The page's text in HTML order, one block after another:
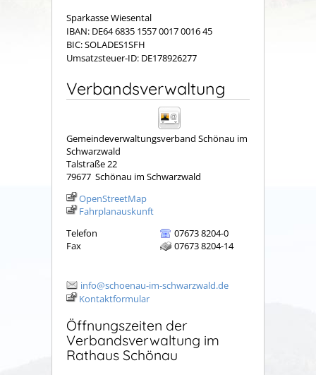
Sparkasse Wiesental
IBAN: DE64 6835 1557 0017 0016 45
BIC: SOLADES1SFH
Umsatzsteuer-ID: DE178926277
Verbandsverwaltung
Gemeindeverwaltungsverband Schönau im
Schwarzwald
Talstraße 22
79677 Schönau im Schwarzwald
OpenStreetMap
Fahrplanauskunft
Telefon
07673 8204-0
Fax
07673 8204-14
info@schoenau-im-schwarzwald.de
Kontaktformular
Öffnungszeiten der
Verbandsverwaltung im
Rathaus Schönau